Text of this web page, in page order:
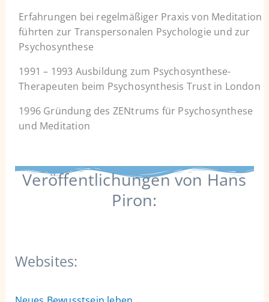
Erfahrungen bei regelmäßiger Praxis von Meditation
führten zur Transpersonalen Psychologie und zur
Psychosynthese
1991 – 1993 Ausbildung zum Psychosynthese-
Therapeuten beim Psychosynthesis Trust in London
1996 Gründung des ZENtrums für Psychosynthese
und Meditation
Veröffentlichungen von Hans
Piron:
Websites: